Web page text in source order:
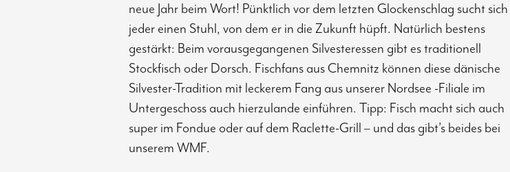
neue Jahr beim Wort! Pünktlich vor dem letzten Glockenschlag sucht sich
jeder einen Stuhl, von dem er in die Zukunft hüpft. Natürlich bestens
gestärkt: Beim vorausgegangenen Silvesteressen gibt es traditionell
Stockfisch oder Dorsch. Fischfans aus Chemnitz können diese dänische
Silvester-Tradition mit leckerem Fang aus unserer Nordsee -Filiale im
Untergeschoss auch hierzulande einführen. Tipp: Fisch macht sich auch
super im Fondue oder auf dem Raclette-Grill – und das gibt’s beides bei
unserem WMF.